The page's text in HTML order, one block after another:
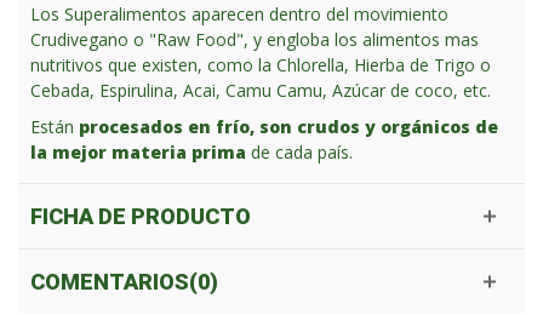
Los Superalimentos aparecen dentro del movimiento
Crudivegano o "Raw Food", y engloba los alimentos mas
nutritivos que existen, como la Chlorella, Hierba de Trigo o
Cebada, Espirulina, Acai, Camu Camu, Azúcar de coco, etc.
Están procesados en frío, son crudos y orgánicos de
la mejor materia prima de cada país.
FICHA DE PRODUCTO
COMENTARIOS(0)